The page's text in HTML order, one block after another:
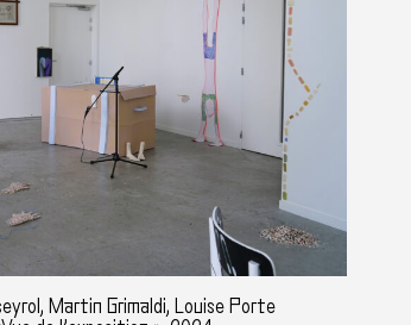
Martin Grimaldi, Louise Porte